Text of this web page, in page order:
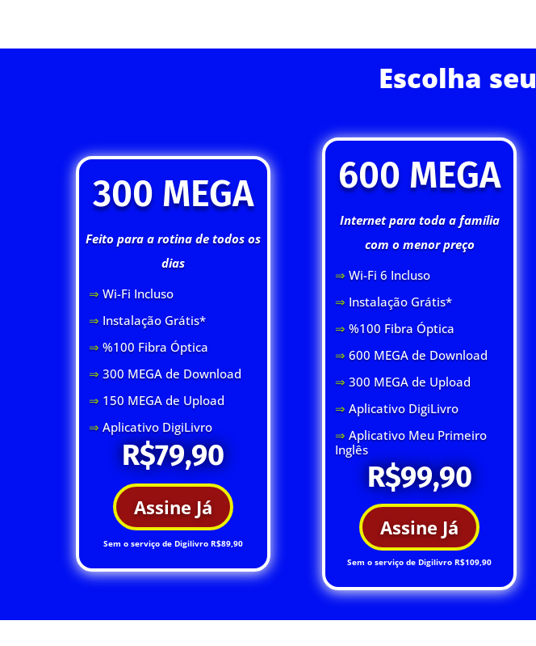
Escolha seu
300 MEGA
Feito para a rotina de todos os
dias
⇒ Wi-Fi Incluso
⇒ Instalação Grátis*
⇒ %100 Fibra Óptica
⇒ 300 MEGA de Download
⇒ 150 MEGA de Upload
⇒Aplicativo DigiLivro
R$79,90
Assine Já
Sem o serviço de Digilivro R$89,90
600 MEGA
Internet para toda a família
com o menor preço
⇒ Wi-Fi 6 Incluso
⇒ Instalação Grátis*
⇒ %100 Fibra Óptica
⇒ 600 MEGA de Download
⇒ 300 MEGA de Upload
⇒ Aplicativo DigiLivro
⇒ Aplicativo Meu Primeiro
Inglês
R$99,90
Assine Já
Sem o serviço de Digilivro R$109,90